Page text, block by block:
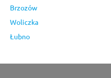
Brzozów
Woliczka
Łubno